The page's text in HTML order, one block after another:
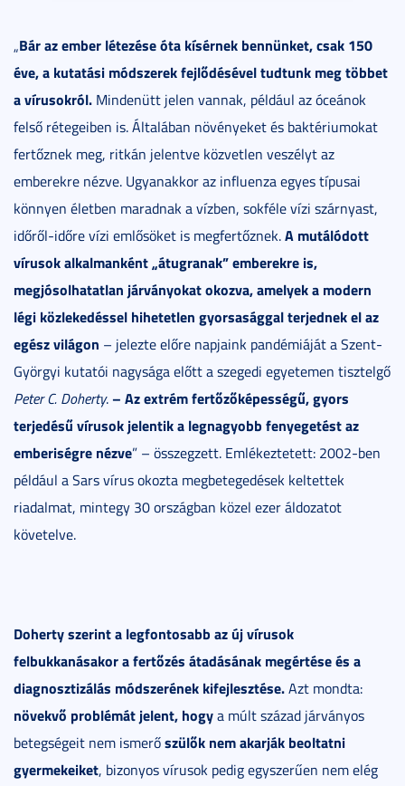
„Bár az ember létezése óta kísérnek bennünket, csak 150
éve, a kutatási módszerek fejlődésével tudtunk meg többet
a vírusokról. Mindenütt jelen vannak, például az óceánok
felső rétegeiben is. Általában növényeket és baktériumokat
fertőznek meg, ritkán jelentve közvetlen veszélyt az
emberekre nézve. Ugyanakkor az influenza egyes típusai
könnyen életben maradnak a vízben, sokféle vízi szárnyast,
időről-időre vízi emlősöket is megfertőznek.A mutálódott
vírusok alkalmanként „átugranak” emberekre is,
megjósolhatatlan járványokat okozva, amelyek a modern
légi közlekedéssel hihetetlen gyorsasággal terjednek el az
egész világon – jelezte előre napjaink pandémiáját a Szent-
Györgyi kutatói nagysága előtt a szegedi egyetemen tisztelgő
Peter C. Doherty.– Az extrém fertőzőképességű, gyors
terjedésű vírusok jelentik a legnagyobb fenyegetést az
emberiségre nézve” – összegzett. Emlékeztetett: 2002-ben
például a Sars vírus okozta megbetegedések keltettek
riadalmat, mintegy 30 országban közel ezer áldozatot
követelve.
Doherty szerint a legfontosabb az új vírusok
felbukkanásakor a fertőzés átadásának megértése és a
diagnosztizálás módszerének kifejlesztése.Azt mondta:
növekvő problémát jelent, hogya múlt század járványos
betegségeit nem ismerőszülők nem akarják beoltatni
gyermekeiket, bizonyos vírusok pedig egyszerűen nem elég